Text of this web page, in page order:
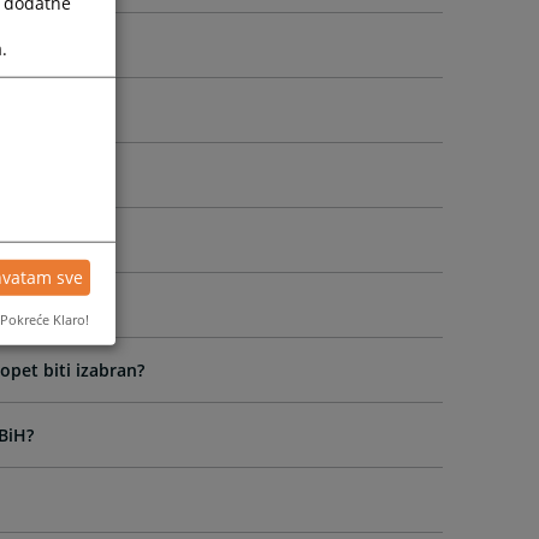
biti izabran?
sve
Pokreće Klaro!